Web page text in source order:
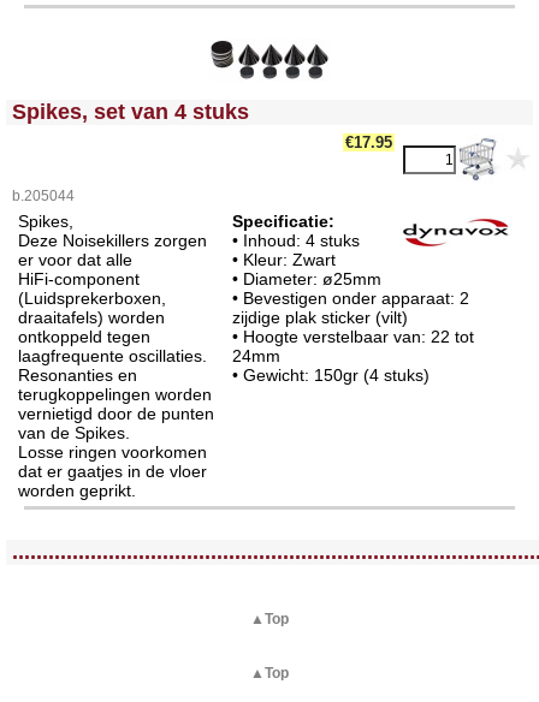
<!-- MakeFullWidth0 --><!-- MakeFullWidth1 --><!-- MakeFullWidth2 --><!-- MakeFullWidth3 --><!-- MakeFullWidth4 --><!-- MakeFullWidth5 --><!-- MakeFullWidth6 --><!-- MakeFullWidth7 --><!-- MakeFullWidth8 --><!-- MakeFullWidth9 --><!-- MakeFullWidth10 --><!-- MakeFullWidth11 --><!-- MakeFullWidth12 --><!-- MakeFullWidth13 --><!-- MakeFullWidth14 --><!-- MakeFullWidth15 --><!-- MakeFullWidth16 --><!-- MakeFullWidth17 --><!-- MakeFullWidth18 --><!-- MakeFullWidth19 -->
Spikes, set van 4 stuks
€17.95
b.205044
Spikes,
Deze Noisekillers zorgen
er voor dat alle
HiFi-component
(Luidsprekerboxen,
draaitafels) worden
ontkoppeld tegen
laagfrequente oscillaties.
Resonanties en
terugkoppelingen worden
vernietigd door de punten
van de Spikes.
Losse ringen voorkomen
dat er gaatjes in de vloer
worden geprikt.
Specificatie:
• Inhoud: 4 stuks
• Kleur: Zwart
• Diameter: ø25mm
• Bevestigen onder apparaat: 2
zijdige plak sticker (vilt)
• Hoogte verstelbaar van: 22 tot
24mm
• Gewicht: 150gr (4 stuks)
▲Top
▲Top